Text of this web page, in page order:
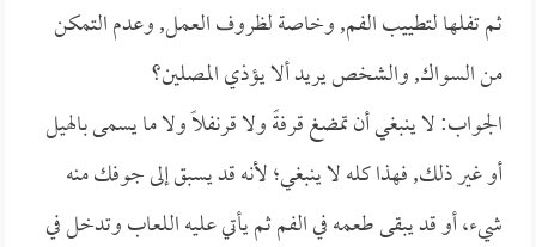
ثم تفلها لتطييب الفم, وخاصة لظروف العمل, وعدم التمكن
من السواك, والشخص يريد ألا يؤذي المصلين؟
الجواب: لا ينبغي أن تمضغ قرفةً ولا قرنفلاً ولا ما يسمى بالهيل
أو غير ذلك, فهذا كله لا ينبغي؛ لأنه قد يسبق إلى جوفك منه
شيء، أو قد يبقى طعمه في الفم ثم يأتي عليه اللعاب وتدخل في